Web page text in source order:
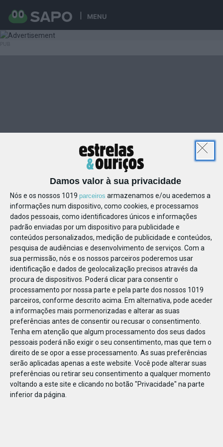
Damos valor à sua privacidade
Nós e os nossos 1019 parceiros armazenamos e/ou acedemos a
informações num dispositivo, como cookies, e processamos
dados pessoais, como identificadores únicos e informações
padrão enviadas por um dispositivo para publicidade e
conteúdos personalizados, medição de publicidade e conteúdos,
pesquisa de audiências e desenvolvimento de serviços. Com a
sua permissão, nós e os nossos parceiros poderemos usar
identificação e dados de geolocalização precisos através da
procura de dispositivos. Poderá clicar para consentir o
processamento por nossa parte e pela parte dos nossos 1019
parceiros, conforme descrito acima. Em alternativa, pode aceder
a informações mais pormenorizadas e alterar as suas
preferências antes de consentir ou recusar o consentimento.
Tenha em atenção que algum processamento dos seus dados
pessoais poderá não exigir o seu consentimento, mas que tem o
direito de se opor a esse processamento. As suas preferências
serão aplicadas apenas a este website. Você pode alterar suas
preferências ou retirar seu consentimento a qualquer momento
voltando a este site e clicando no botão "Privacidade" na parte
inferior da página.
MENU
48644